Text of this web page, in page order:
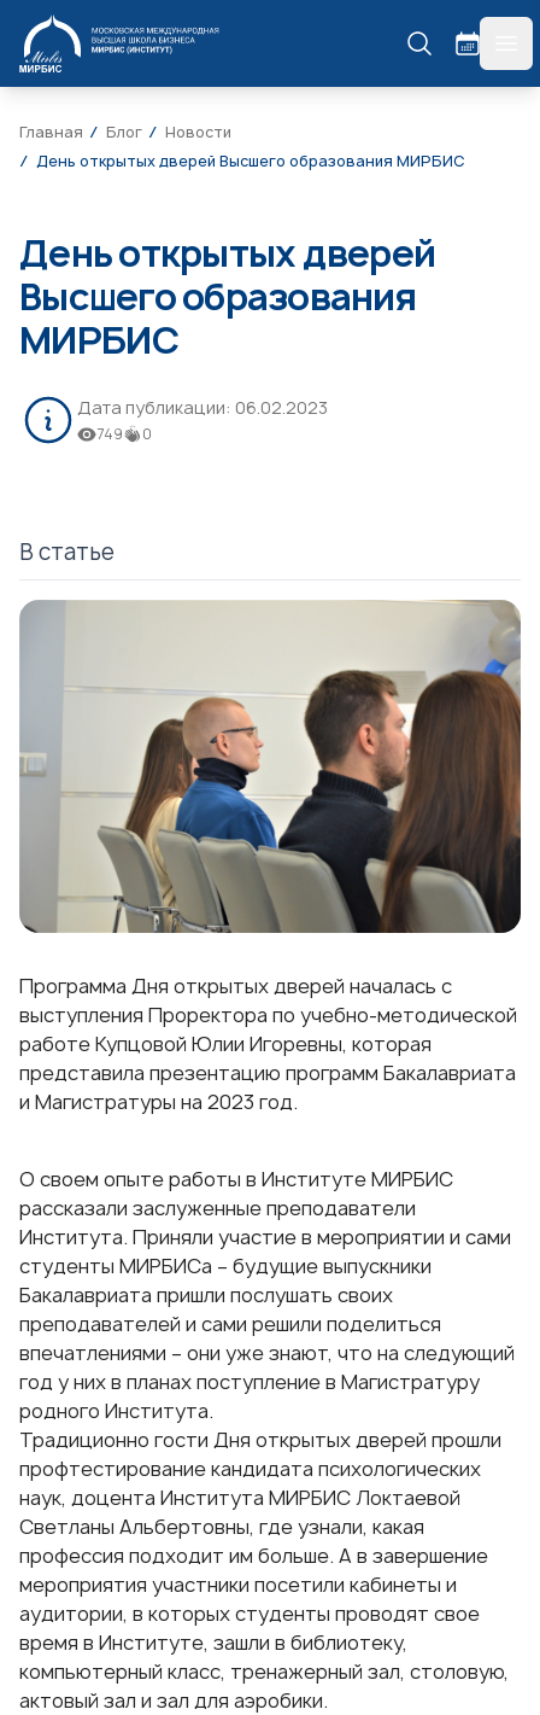
МИРБИС
Главная Блог
Новости
День открытых дверей Высшего образования МИРБИС
День открытых дверей
Высшего образования
МИРБИС
Дата публикации: 06.02.2023
749 0
В статье
Программа Дня открытых дверей началась с
выступления Проректора по учебно-методической
работе Купцовой Юлии Игоревны, которая
представила презентацию программ Бакалавриата
и Магистратуры на 2023 год.
О своем опыте работы в Институте МИРБИС
рассказали заслуженные преподаватели
Института. Приняли участие в мероприятии и сами
студенты МИРБИСа – будущие выпускники
Бакалавриата пришли послушать своих
преподавателей и сами решили поделиться
впечатлениями – они уже знают, что на следующий
год у них в планах поступление в Магистратуру
родного Института.
Традиционно гости Дня открытых дверей прошли
профтестирование кандидата психологических
наук, доцента Института МИРБИС Локтаевой
Светланы Альбертовны, где узнали, какая
профессия подходит им больше. А в завершение
мероприятия участники посетили кабинеты и
аудитории, в которых студенты проводят свое
время в Институте, зашли в библиотеку,
компьютерный класс, тренажерный зал, столовую,
актовый зал и зал для аэробики.